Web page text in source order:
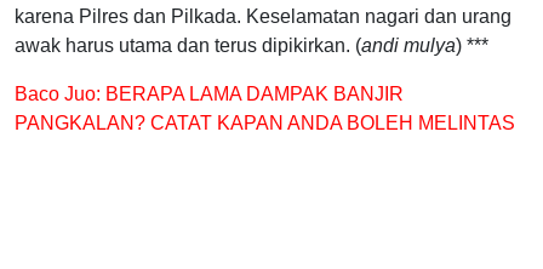
karena Pilres dan Pilkada. Keselamatan nagari dan urang
awak harus utama dan terus dipikirkan. (andi mulya) ***
Baco Juo: BERAPA LAMA DAMPAK BANJIR
PANGKALAN? CATAT KAPAN ANDA BOLEH MELINTAS